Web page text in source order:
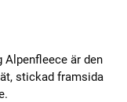
är den
stickad framsida